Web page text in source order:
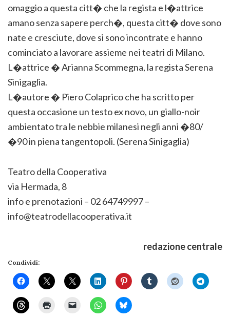
omaggio a questa citt� che la regista e l�attrice
amano senza sapere perch�, questa citt� dove sono
nate e cresciute, dove si sono incontrate e hanno
cominciato a lavorare assieme nei teatri di Milano.
L�attrice � Arianna Scommegna, la regista Serena
Sinigaglia.
L�autore � Piero Colaprico che ha scritto per
questa occasione un testo ex novo, un giallo-noir
ambientato tra le nebbie milanesi negli anni �80/
�90 in piena tangentopoli. (Serena Sinigaglia)
Teatro della Cooperativa
via Hermada, 8
info e prenotazioni – 02 64749997 –
info@teatrodellacooperativa.it
redazione centrale
Condividi: